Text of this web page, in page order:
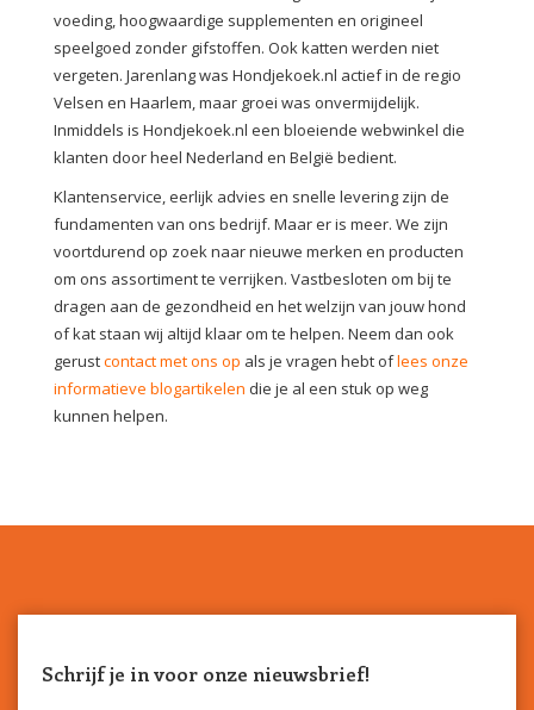
voeding, hoogwaardige supplementen en origineel
speelgoed zonder gifstoffen. Ook katten werden niet
vergeten. Jarenlang was Hondjekoek.nl actief in de regio
Velsen en Haarlem, maar groei was onvermijdelijk.
Inmiddels is Hondjekoek.nl een bloeiende webwinkel die
klanten door heel Nederland en België bedient.
Klantenservice, eerlijk advies en snelle levering zijn de
fundamenten van ons bedrijf. Maar er is meer. We zijn
voortdurend op zoek naar nieuwe merken en producten
om ons assortiment te verrijken. Vastbesloten om bij te
dragen aan de gezondheid en het welzijn van jouw hond
of kat staan wij altijd klaar om te helpen. Neem dan ook
gerustcontact met ons op als je vragen hebt oflees onze
informatieve blogartikelen die je al een stuk op weg
kunnen helpen.
Schrijf je in voor onze nieuwsbrief!